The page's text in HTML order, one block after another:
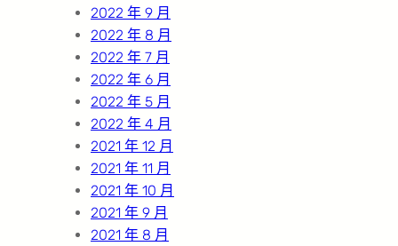
2022 年 9 月
2022 年 8 月
2022 年 7 月
2022 年 6 月
2022 年 5 月
2022 年 4 月
2021 年 12 月
2021 年 11 月
2021 年 10 月
2021 年 9 月
2021 年 8 月